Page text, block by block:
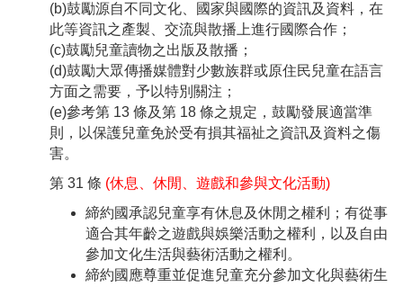
(b)鼓勵源自不同文化、國家與國際的資訊及資料，在
此等資訊之產製、交流與散播上進行國際合作；
(c)鼓勵兒童讀物之出版及散播；
(d)鼓勵大眾傳播媒體對少數族群或原住民兒童在語言
方面之需要，予以特別關注；
(e)參考第 13 條及第 18 條之規定，鼓勵發展適當準
則，以保護兒童免於受有損其福祉之資訊及資料之傷
害。
第 31 條 (休息、休閒、遊戲和參與文化活動)
締約國承認兒童享有休息及休閒之權利；有從事
適合其年齡之遊戲與娛樂活動之權利，以及自由
參加文化生活與藝術活動之權利。
締約國應尊重並促進兒童充分參加文化與藝術生